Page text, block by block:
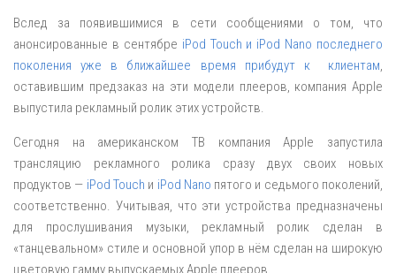
Вслед за появившимися в сети сообщениями о том, что
анонсированные в сентябре iPod Touch и iPod Nano последнего
поколения уже в ближайшее время прибудут к клиентам
оставившим предзаказ на эти модели плееров, компания Apple
выпустила рекламный ролик этих устройств.
Сегодня на американском ТВ компания Apple запустила
трансляцию рекламного ролика сразу двух своих новых
продуктов — iPod Touch и iPod Nano пятого и седьмого поколений,
соответственно. Учитывая, что эти устройства предназначены
для прослушивания музыки, рекламный ролик сделан в
«танцевальном» стиле и основной упор в нём сделан на широкую
цветовую гамму выпускаемых Apple плееров.